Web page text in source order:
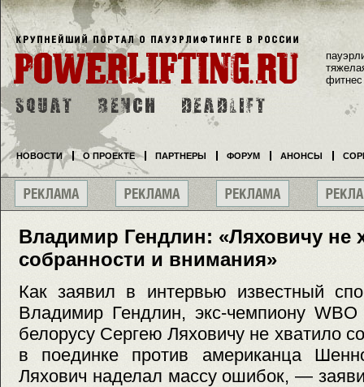
Владимир Гендлин: «Ляховичу не
собранности и внимания»
Как заявил в интервью известный
Владимир Гендлин, экс-чемпиону
белорусу Сергею Ляховичу не хватило
в поединке против американца
Ляхович наделал массу ошибок, —
фитнес
НОВОСТИ О ПРОЕКТЕ ПАРТНЕРЫ ФОРУМ АНОНСЫ